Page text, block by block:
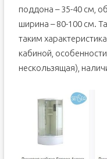
поддона – 35-40 см,
ширина – 80-100 см.
таким
кабиной,
нескользящая),